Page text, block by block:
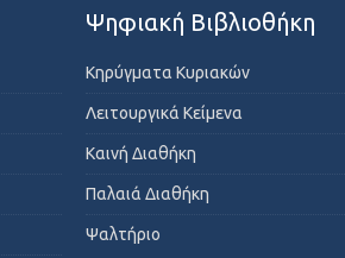
Ψηφιακή Βιβλιοθήκη
Κηρύγματα Κυριακών
Λειτουργικά Κείμενα
Καινή Διαθήκη
Παλαιά Διαθήκη
Ψαλτήριο